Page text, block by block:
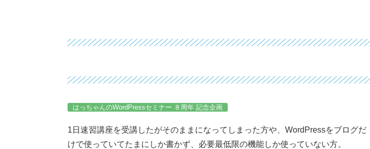
はっちゃんのWordPressセミナー ８周年 記念企画
1日速習講座を受講したがそのままになってしまった方や、WordPressをブログだ
けで使っていてたまにしか書かず、必要最低限の機能しか使っていない方。